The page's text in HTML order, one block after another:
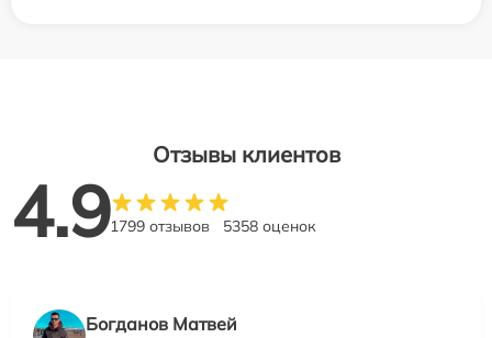
Отзывы клиентов
4.91799 отзывов 5358 оценок
Богданов Матвей